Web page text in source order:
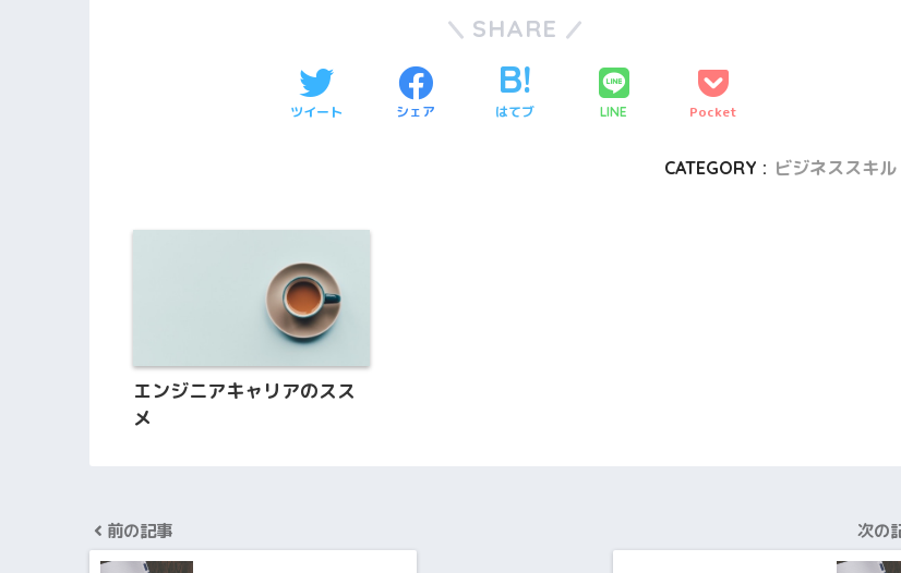
SHARE
ツイート シェア はてブ LINE Pocket
CATEGORY : ビジネススキル
エンジニアキャリアのスス
メ
前の記事 次の